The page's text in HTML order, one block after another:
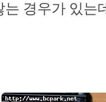
는 경우가 있는